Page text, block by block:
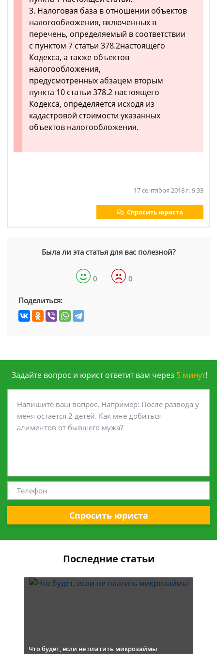
3. Налоговая база в отношении объектов
налогообложения, включенных в
перечень, определяемый в соответствии
с пунктом 7 статьи 378.2настоящего
Кодекса, а также объектов
налогообложения,
предусмотренных абзацем вторым
пункта 10 статьи 378.2 настоящего
Кодекса, определяется исходя из
кадастровой стоимости указанных
объектов налогообложения.
17 сентября 2018 г. 9:33
Спросить юриста
Была ли эта статья для вас полезной?
0 0
Поделиться:
Задайте вопрос и юрист ответит вам через 5 минут!
Спросить юриста
Последние статьи
Что будет, если не платить микрозаймы